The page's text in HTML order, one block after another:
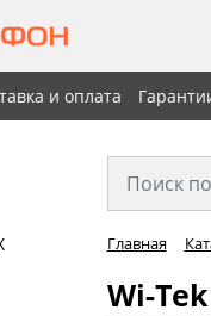
и оплата
Главная
Wi-